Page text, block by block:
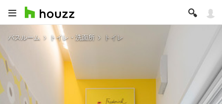
バスルーム トイレ・洗面所 トイレ